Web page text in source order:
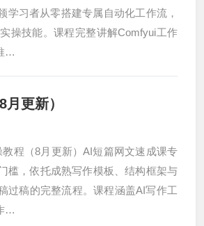
习者从零搭建专属自动化工作流，
操技能。课程完整讲解Comfyui工作
…
更新）
程（8月更新）AI短篇网文速成课专
槛，依托成熟写作模板、结构框架与
过稿的完整流程。课程涵盖AI写作工
…